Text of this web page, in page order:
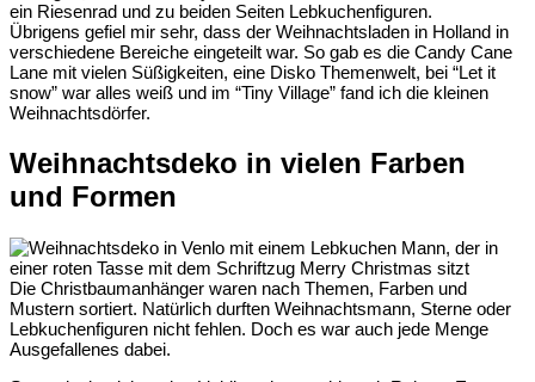
Übrigens gefiel mir sehr, dass der Weihnachtsladen in Holland in
verschiedene Bereiche eingeteilt war. So gab es die Candy Cane
Lane mit vielen Süßigkeiten, eine Disko Themenwelt, bei “Let it
snow” war alles weiß und im “Tiny Village” fand ich die kleinen
Weihnachtsdörfer.
Weihnachtsdeko in vielen Farben
und Formen
Die Christbaumanhänger waren nach Themen, Farben und
Mustern sortiert. Natürlich durften Weihnachtsmann, Sterne oder
Lebkuchenfiguren nicht fehlen. Doch es war auch jede Menge
Ausgefallenes dabei.